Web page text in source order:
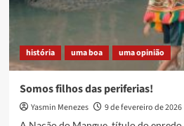
história uma boa uma opinião
Somos filhos das periferias!
Yasmin Menezes 9 de fevereiro de 2026